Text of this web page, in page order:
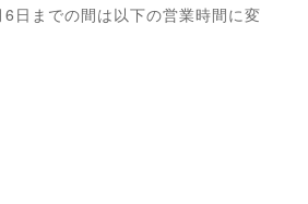
日までの間は以下の営業時間に変